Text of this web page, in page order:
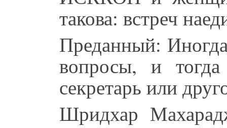
такова: встреч
Преданный:
вопросы, и
секретарь или
Шридхар